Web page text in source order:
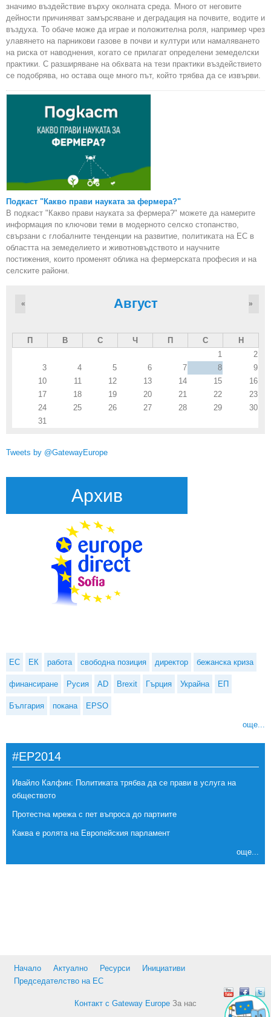
значимо въздействие върху околната среда. Много от неговите
дейности причиняват замърсяване и деградация на почвите, водите и
въздуха. То обаче може да играе и положителна роля, например чрез
улавянето на парникови газове в почви и култури или намаляването
на риска от наводнения, когато се прилагат определени земеделски
практики. С разширяване на обхвата на тези практики въздействието
се подобрява, но остава още много път, който трябва да се извърви.
Подкаст "Какво прави науката за фермера?"
В подкаст "Какво прави науката за фермера?" можете да намерите
информация по ключови теми в модерното селско стопанство,
свързани с глобалните тенденции на развитие, политиката на ЕС в
областта на земеделието и животновъдството и научните
постижения, които променят облика на фермерската професия и на
селските райони.
Август
« »
П В С Ч П С
Н
1
2
3
4 5 6 7 8
9
10
11 12 13 14 15
16
17
18 19 20 21 22
23
24
25 26 27 28 29
30
31
Tweets by @GatewayEurope
Архив
ЕС ЕК работа свободна позиция директор бежанска криза
финансиране Русия AD Brexit Гърция Украйна ЕП
България покана EPSO
още...
#EP2014
Ивайло Калфин: Политиката трябва да се прави в услуга на
обществото
Протестна мрежа с пет въпроса до партиите
Каква е ролята на Европейския парламент
още...
Начало Актуално Ресурси
Инициативи
Председателство на ЕС
Контакт с Gateway Europe За нас